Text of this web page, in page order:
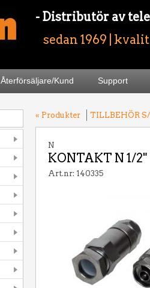
- Distributör av
sedan 1969 |
Återförsäljare/Kund Support
« Produkter TILLBEHÖR
N
KONTAKT N 1/
Art.nr: 140335